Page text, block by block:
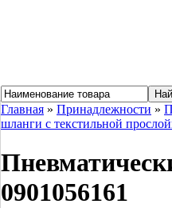
Главная » Принадлежности »
шланги с текстильной
0901056161